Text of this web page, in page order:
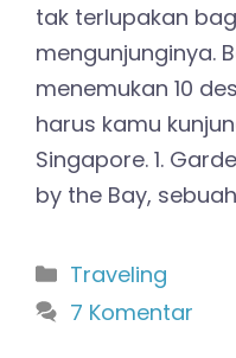
tak terlupakan
mengunjunginya.
menemukan 10
harus kamu
Singapore. 1.
by the Bay,
Kategori
Traveling
7 Komentar